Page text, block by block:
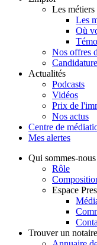
Les
Les
Où
Nos offres
Actualités
Podcasts
Vidéos
Prix de
Nos actus
Centre de
Mes alertes
Qui sommes-
Rôle
Espace
Trouver un notaire